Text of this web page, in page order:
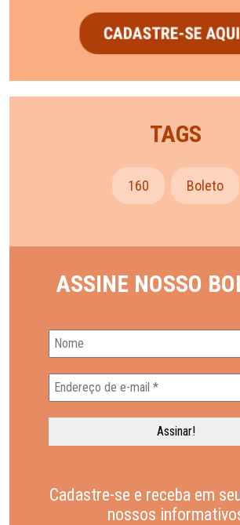
TAGS
160 Boleto
ASSINE NOSSO
Cadastre-se e receba em
nossos